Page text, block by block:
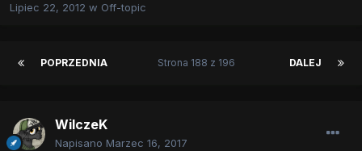
Lipiec 22, 2012 w Off-topic
POPRZEDNIA DALEJ
Strona 188 z 196
WilczeK
Napisano Marzec 16, 2017